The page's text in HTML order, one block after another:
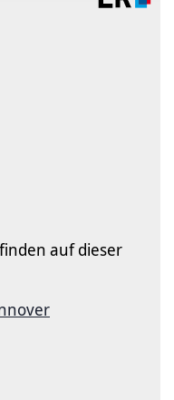
auf dieser